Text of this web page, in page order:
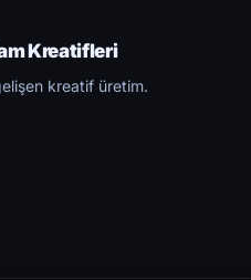
Kreatifleri
kreatif üretim.